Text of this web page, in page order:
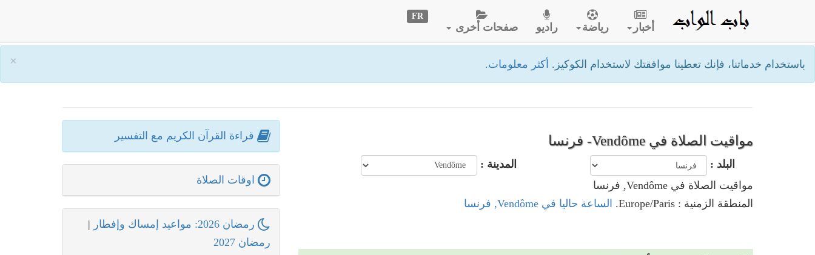
× باستخدام خدماتنا، فإنك تعطينا موافقتك لاستخدام الكوكيز. أكثر معلومات.
أخبار رياضة راديو صفحات أخرى
FR
مواقيت الصلاة في Vendôme- فرنسا
البلد :
المدينة :
مواقيت الصلاة في Vendôme, فرنسا
المنطقة الزمنية : Europe/Paris.
الساعة حاليا في Vendôme, فرنسا
قراءة القرآن الكريم مع التفسير
اوقات الصلاة
رمضان 2026: مواعيد إمساك وإفطار
|
رمضان 2027